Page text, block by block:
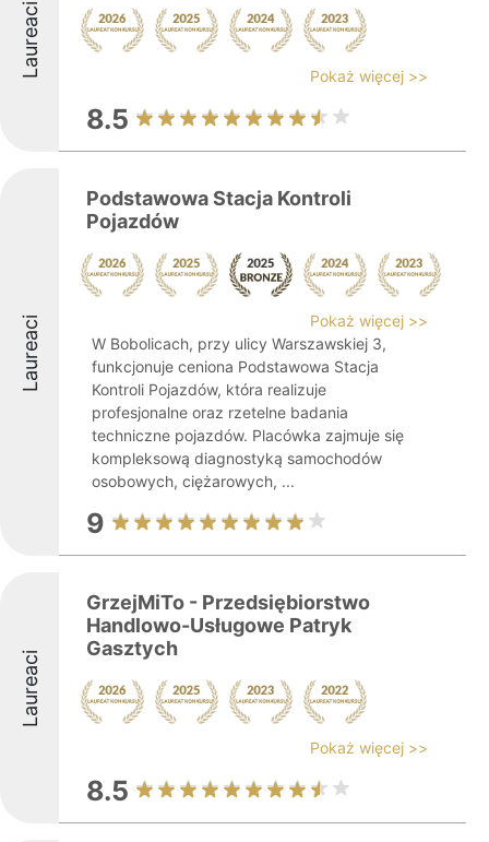
Laureaci Pokaż więcej >>
8.5
Laureaci
Podstawowa Stacja Kontroli
Pojazdów
Pokaż więcej >>
W Bobolicach, przy ulicy Warszawskiej 3,
funkcjonuje ceniona Podstawowa Stacja
Kontroli Pojazdów, która realizuje
profesjonalne oraz rzetelne badania
techniczne pojazdów. Placówka zajmuje się
kompleksową diagnostyką samochodów
osobowych, ciężarowych, ...
9
Laureaci
GrzejMiTo - Przedsiębiorstwo
Handlowo-Usługowe Patryk
Gasztych
Pokaż więcej >>
8.5